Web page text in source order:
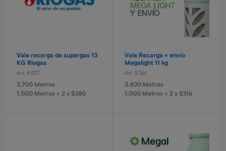
Tablet eléctronica Stitch
Art. 3.172
Tablet electrónica Frozen
Art. 3.791
Vale recarga de supergas 13
KG Riogas
Art. 4.937
3.700 Metros
1.000 Metros + 2 x $380
Vale Recarga + envío
Megalight 11 kg
Art. 5.361
3.400 Metros
1.000 Metros + 2 x $316